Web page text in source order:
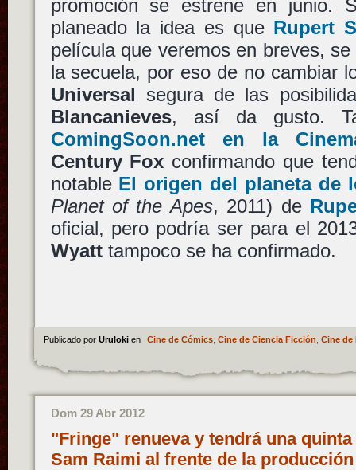
promoción se estrene en junio.
planeado la idea es que Rupert
película que veremos en breves,
la secuela, por eso de no cambiar
Universal segura de las
Blancanieves, así da gusto.
ComingSoon.net en la
Century Fox confirmando que
notable El origen del planeta de
Planet of the Apes, 2011) de
oficial, pero podría ser para el
Wyatttampoco se ha confirmado.
Publicado por Uruloki en Cine de Cómics, Cine de Ciencia Ficción Cine de
Dom 29 Abr 2012
"Fringe" renueva y tendrá una
Sam Raimi al frente de la